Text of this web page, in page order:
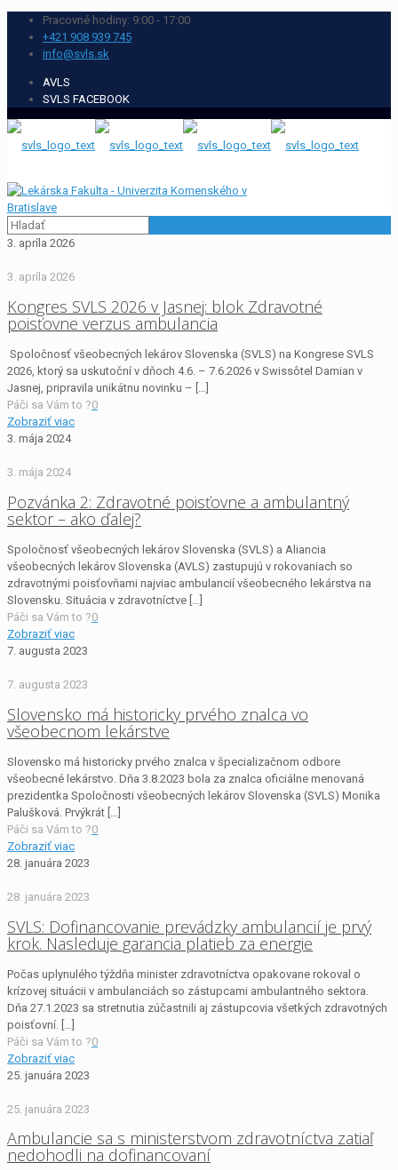
Pracovné hodiny: 9:00 - 17:00
+421 908 939 745
info@svls.sk
AVLS
SVLS FACEBOOK
3. apríla 2026
3. apríla 2026
Kongres SVLS 2026 v Jasnej: blok Zdravotné
poisťovne verzus ambulancia
Spoločnosť všeobecných lekárov Slovenska (SVLS) na Kongrese SVLS
2026, ktorý sa uskutoční v dňoch 4.6. – 7.6.2026 v Swissôtel Damian v
Jasnej, pripravila unikátnu novinku –
Páči sa Vám to ?0
Zobraziť viac
3. mája 2024
3. mája 2024
Pozvánka 2: Zdravotné poisťovne a ambulantný
sektor – ako ďalej?
Spoločnosť všeobecných lekárov Slovenska (SVLS) a Aliancia
všeobecných lekárov Slovenska (AVLS) zastupujú v rokovaniach so
zdravotnými poisťovňami najviac ambulancií všeobecného lekárstva na
Slovensku. Situácia v zdravotníctve
Páči sa Vám to ?0
Zobraziť viac
7. augusta 2023
7. augusta 2023
Slovensko má historicky prvého znalca vo
všeobecnom lekárstve
Slovensko má historicky prvého znalca v špecializačnom odbore
všeobecné lekárstvo. Dňa 3.8.2023 bola za znalca oficiálne menovaná
prezidentka Spoločnosti všeobecných lekárov Slovenska (SVLS) Monika
Palušková. Prvýkrát […]
Páči sa Vám to ?0
Zobraziť viac
28. januára 2023
28. januára 2023
SVLS: Dofinancovanie prevádzky ambulancií je prvý
krok. Nasleduje garancia platieb za energie
Počas uplynulého týždňa minister zdravotníctva opakovane rokoval o
krízovej situácii v ambulanciách so zástupcami ambulantného sektora.
Dňa 27.1.2023 sa stretnutia zúčastnili aj zástupcovia všetkých zdravotných
poisťovní. […]
Páči sa Vám to ?0
Zobraziť viac
25. januára 2023
25. januára 2023
Ambulancie sa s ministerstvom zdravotníctva zatiaľ
nedohodli na dofinancovaní